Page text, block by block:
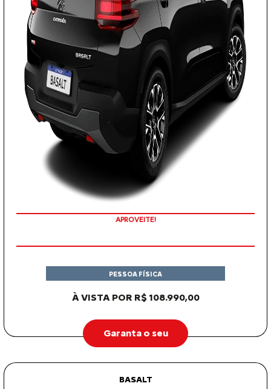
COM SEU USADO NA TROCA
À VISTA POR R$ 108.990,00
PESSOA FÍSICA
Garanta o seu
BASALT